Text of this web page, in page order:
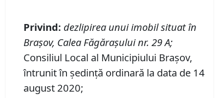
Privind: dezlipirea unui imobil situatîn
Brașov, Calea Făgărașului nr. 29A;
Consiliul Local al Municipiului Brașov,
întrunit în ședință ordinară la data de 14
august 2020;